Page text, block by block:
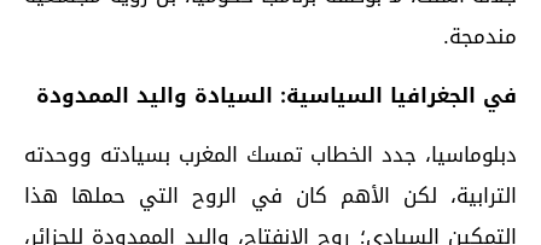
مندمجة.
في الجغرافيا السياسية: السيادة واليد الممدودة
دبلوماسيا، جدد الخطاب تمسك المغرب بسيادته ووحدته
الترابية، لكن الأهم كان في الروح التي حملها هذا
التمكين السيادي؛ روح الانفتاح، واليد الممدودة للجزائر،